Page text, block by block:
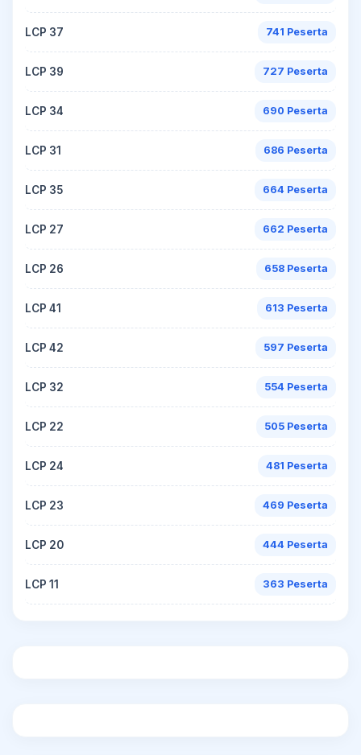
LCP 37 741 Peserta
LCP 39 727 Peserta
LCP 34 690 Peserta
LCP 31 686 Peserta
LCP 35 664 Peserta
LCP 27 662 Peserta
LCP 26 658 Peserta
LCP 41 613 Peserta
LCP 42 597 Peserta
LCP 32 554 Peserta
LCP 22 505 Peserta
LCP 24 481 Peserta
LCP 23 469 Peserta
LCP 20 444 Peserta
LCP 11 363 Peserta